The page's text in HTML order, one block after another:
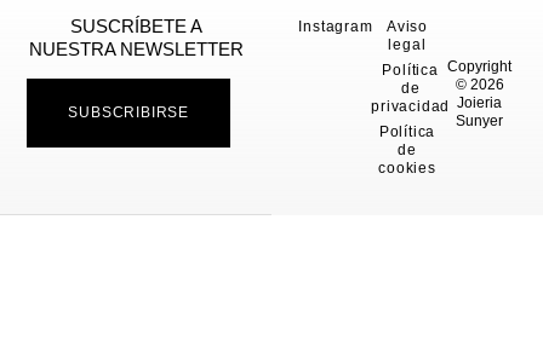
SUSCRÍBETE A
NUESTRA NEWSLETTER
SUBSCRIBIRSE
Copyright
© 2026
Joieria
Sunyer
Instagram
Aviso
legal
Política
de
privacidad
Política
de
cookies